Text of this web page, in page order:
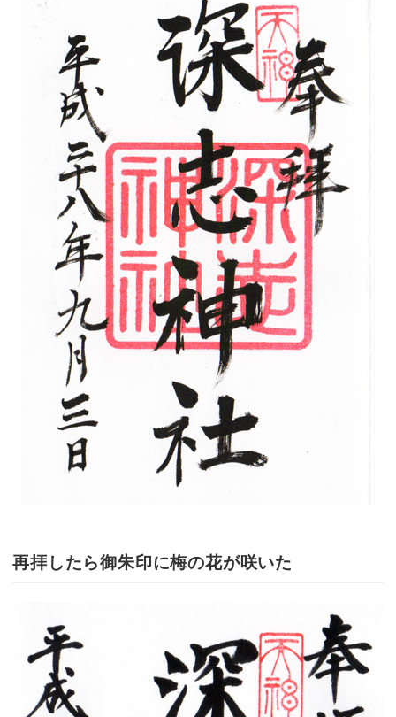
再拝したら御朱印に梅の花が咲いた